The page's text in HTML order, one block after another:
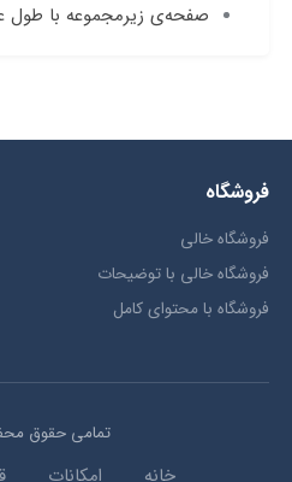
صفحه‌ی زیرمجموعه با طول
فروشگاه
فروشگاه خالی
فروشگاه خالی با توضیحات
فروشگاه با محتوای کامل
تمامی حقوق
خانه امکانات